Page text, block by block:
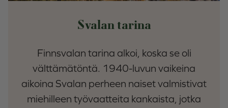
Svalan tarina
Finnsvalan tarina alkoi, koska se oli
välttämätöntä. 1940-luvun vaikeina
aikoina Svalan perheen naiset valmistivat
miehilleen työvaatteita kankaista, jotka